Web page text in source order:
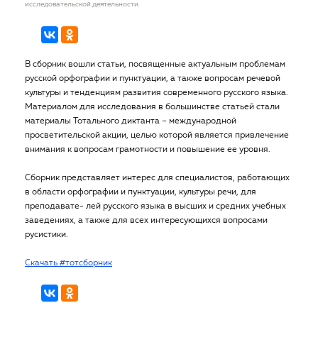
исследовательской деятельности.
В сборник вошли статьи, посвященные актуальным проблемам
русской орфографии и пунктуации, а также вопросам речевой
культуры и тенденциям развития современного русского языка.
Материалом для исследования в большинстве статьей стали
материалы Тотального диктанта – международной
просветительской акции, целью которой является привлечение
внимания к вопросам грамотности и повышение ее уровня.
Сборник представляет интерес для специалистов, работающих
в области орфографии и пунктуации, культуры речи, для
преподавате- лей русского языка в высших и средних учебных
заведениях, а также для всех интересующихся вопросами
русистики.
Скачать #тотсборник